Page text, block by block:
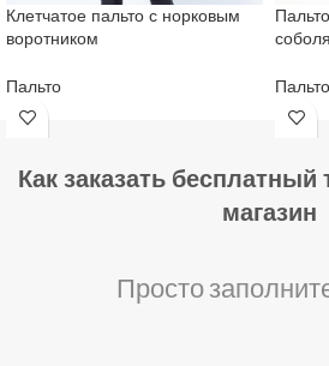
Клетчатое пальто с норковым
воротником
Пальто
соболя
Пальто
Как заказать
магазин
Просто